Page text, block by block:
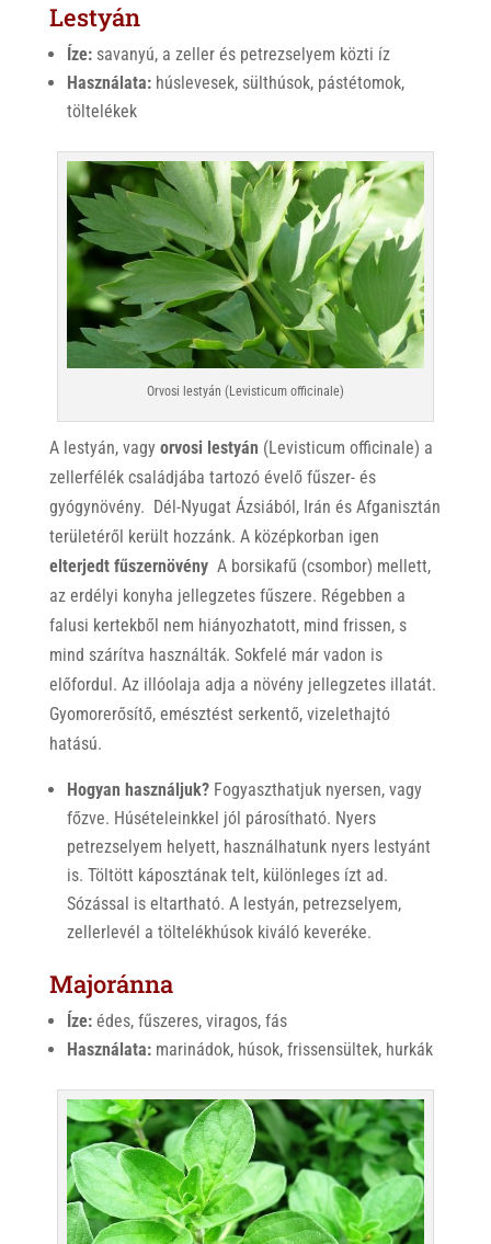
Lestyán
Íze: savanyú, a zeller és petrezselyem közti íz
Használata:húslevesek, sülthúsok, pástétomok,
töltelékek
Orvosi lestyán (Levisticum officinale)
A lestyán, vagy orvosi lestyán (Levisticum officinale) a
zellerfélék családjába tartozó évelő fűszer- és
gyógynövény. Dél-Nyugat Ázsiából, Irán és Afganisztán
területéről került hozzánk. A középkorban igen
elterjedt fűszernövényA borsikafű (csombor) mellett,
az erdélyi konyha jellegzetes fűszere. Régebben a
falusi kertekből nem hiányozhatott, mind frissen, s
mind szárítva használták. Sokfelé már vadon is
előfordul. Az illóolaja adja a növény jellegzetes illatát.
Gyomorerősítő, emésztést serkentő, vizelethajtó
hatású.
Hogyan használjuk?Fogyaszthatjuk nyersen, vagy
főzve. Húsételeinkkel jól párosítható. Nyers
petrezselyem helyett, használhatunk nyers lestyánt
is. Töltött káposztának telt, különleges ízt ad.
Sózással is eltartható. A lestyán, petrezselyem,
zellerlevél a töltelékhúsok kiváló keveréke.
Majoránna
Íze: édes, fűszeres, viragos, fás
Használata: marinádok, húsok, frissensültek, hurkák